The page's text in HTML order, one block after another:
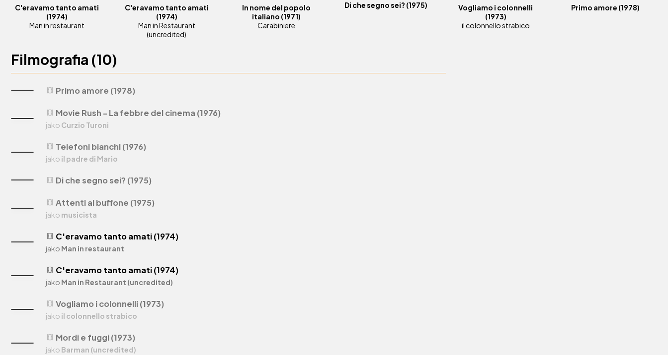
C'eravamo tanto amati
(1974)
Man in restaurant
C'eravamo tanto amati
(1974)
Man in Restaurant
(uncredited)
In nome del popolo
italiano (1971)
Carabiniere
Di che segno sei? (1975)
Vogliamo i colonnelli
(1973)
il colonnello strabico
Primo amore (1978)
Filmografia (10)
theaters C'eravamo tanto amati (1974)
jako Man in restaurant
theaters Di che segno sei? (1975)
theaters Movie Rush - La febbre del cinema (1976)
jako Curzio Turoni
theaters Attenti al buffone (1975)
jako musicista
theaters Telefoni bianchi (1976)
jako il padre di Mario
theaters Vogliamo i colonnelli (1973)
jako il colonnello strabico
theaters Mordi e fuggi (1973)
jako Barman (uncredited)
theaters Primo amore (1978)
theaters C'eravamo tanto amati (1974)
jako Man in Restaurant (uncredited)